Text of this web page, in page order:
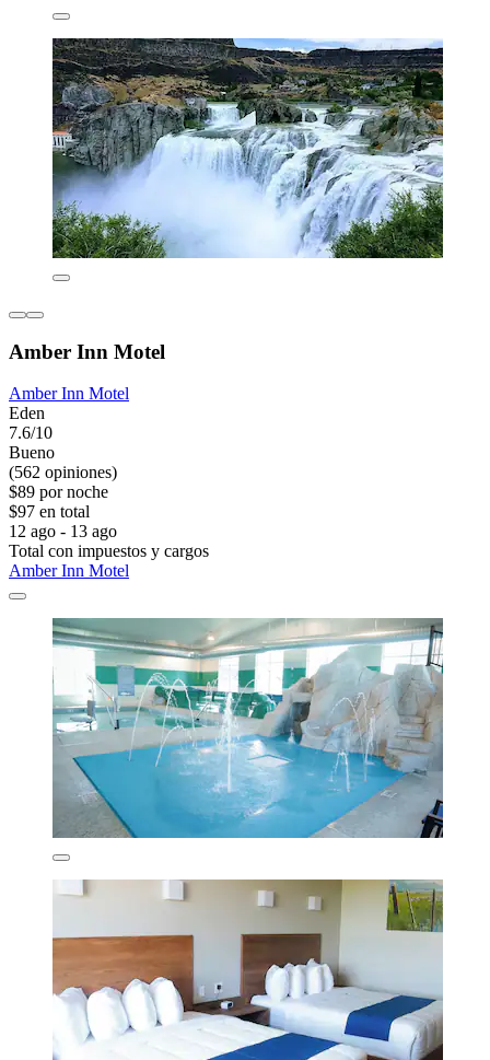
Amber Inn Motel
Amber Inn Motel
Eden
7.6/10
Bueno
(562 opiniones)
$89 por noche
$97 en total
12 ago - 13 ago
Total con impuestos y cargos
Amber Inn Motel